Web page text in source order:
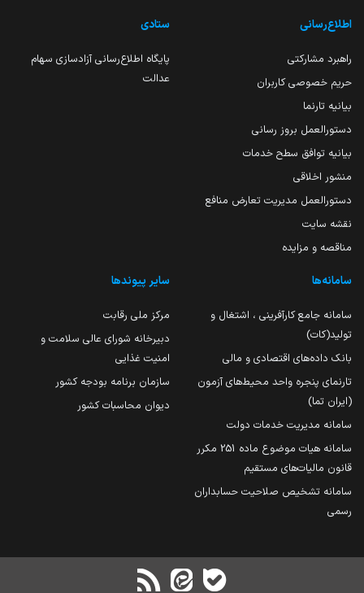
اطلاع‌رسانی
راهبرد مشارکتی
حریم خصوصی کاربران
بیانیه تارنما
دستورالعمل بروز رسانی
بیانیه توافق سطح خدمات
منشور اخلاقی
دستورالعمل مدیریت تعارض منافع
نقشه سایت
مناقصه و مزایده
ستادی
پایگاه اطلاع‌رسانی آزادسازی سهام
عدالت
سامانه‌ها
سامانه جامع کارآفرینی ، اشتغال و
تولید(کات)
بانک داده‌های اقتصادی و مالی
تارنمای پنجره واحد محیط‌های آزمون
(ایران تما)
سامانه مدیریت خدمات دولت
سامانه هیات موضوع ماده 251 مکرر
قانون مالیات‌های مستقیم
سامانه تشخیص صلاحیت حسابداران
رسمی
سایر پیوندها
مرکز ملی رقابت
دبیرخانه شورای عالی سلامت و
امنیت غذایی
سازمان برنامه بودجه کشور
دیوان محاسبات کشور